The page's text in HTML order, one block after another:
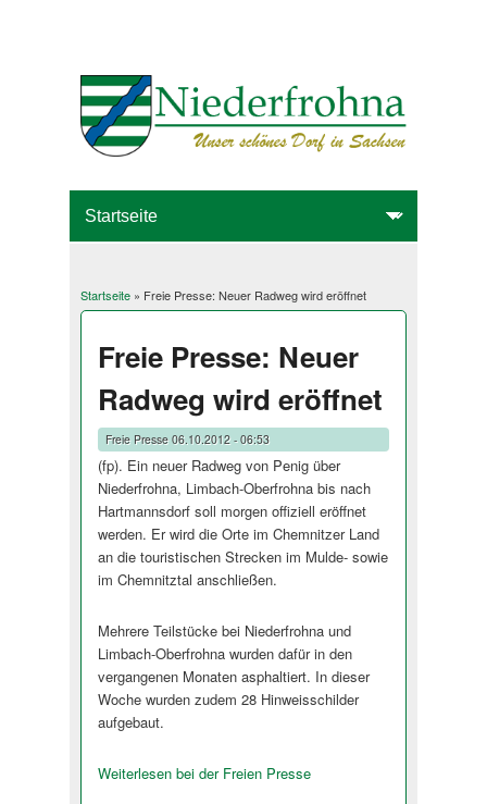
Sie sind hier
Startseite» Freie Presse: Neuer Radweg wird eröffnet
Freie Presse: Neuer
Radweg wird eröffnet
Freie Presse06.10.2012 - 06:53
(fp). Ein neuer Radweg von Penig über
Niederfrohna, Limbach-Oberfrohna bis nach
Hartmannsdorf soll morgen offiziell eröffnet
werden. Er wird die Orte im Chemnitzer Land
an die touristischen Strecken im Mulde- sowie
im Chemnitztal anschließen.
Mehrere Teilstücke bei Niederfrohna und
Limbach-Oberfrohna wurden dafür in den
vergangenen Monaten asphaltiert. In dieser
Woche wurden zudem 28 Hinweisschilder
aufgebaut.
Weiterlesen bei der Freien Presse